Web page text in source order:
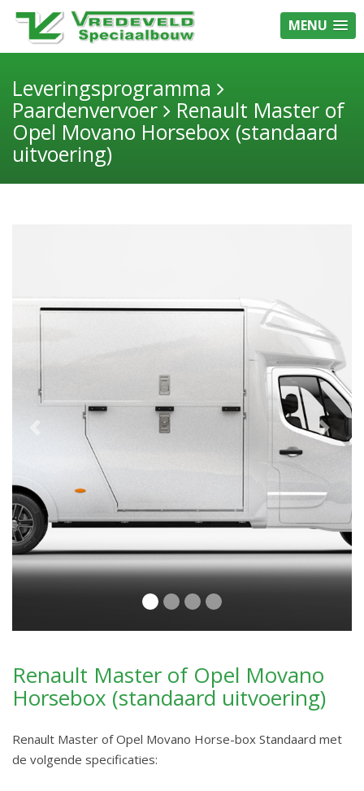
MENU
Leveringsprogramma
Paardenvervoer Renault Master of
Opel Movano Horsebox (standaard
uitvoering)
Previous Next
Renault Master of Opel Movano
Horsebox (standaard uitvoering)
Renault Master of Opel Movano Horse-box Standaard met
de volgende specificaties: